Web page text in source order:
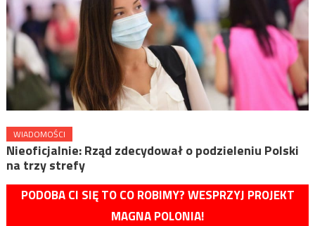
WIADOMOŚCI
Nieoficjalnie: Rząd zdecydował o podzieleniu Polski
na trzy strefy
PODOBA CI SIĘ TO CO ROBIMY? WESPRZYJ PROJEKT
MAGNA POLONIA!